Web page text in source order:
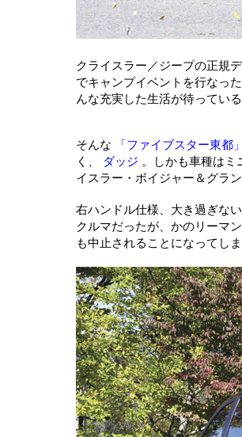
クライスラー／ジープの正規
でキャンプイベントを行なっ
んな充実した生活が待ってい
そんな 「ファイブスター東都」
く、
ダッジ 。しかも車種は
イスラー・ボイジャー＆グラ
右ハンドル仕様、大き過ぎな
クルマだったが、かのリーマ
も中止されることになってし